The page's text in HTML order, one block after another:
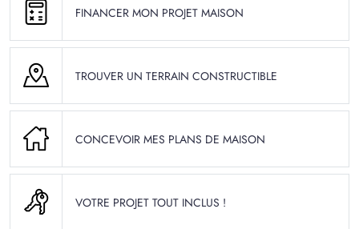
ARTICLES
FINANCER MON PROJET MAISON
TROUVER UN TERRAIN CONSTRUCTIBLE
CONCEVOIR MES PLANS DE MAISON
VOTRE PROJET TOUT INCLUS !